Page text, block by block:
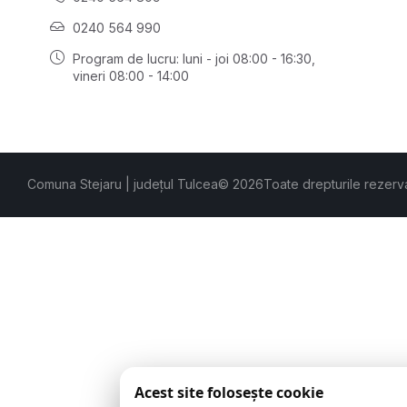
0240 564 990
Program de lucru: luni - joi 08:00 - 16:30,
vineri 08:00 - 14:00
Comuna Stejaru | județul Tulcea© 2026Toate drepturile
Acest site folosește cookie